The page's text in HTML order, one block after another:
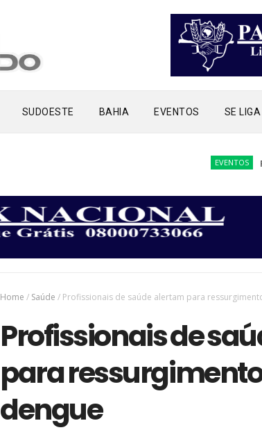
SUDOESTE BAHIA EVENTOS SE
EVENTOS Feira
Home / Saúde / Profissionais de saúde alertam para
Profissionais de
para
dengue